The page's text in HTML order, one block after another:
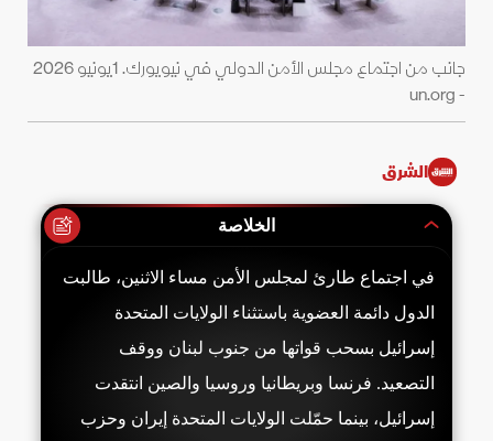
جانب من اجتماع مجلس الأمن الدولي في نيويورك. 1يونيو 2026
- un.org
الشرق
الخلاصة
في اجتماع طارئ لمجلس الأمن مساء الاثنين، طالبت
الدول دائمة العضوية باستثناء الولايات المتحدة
إسرائيل بسحب قواتها من جنوب لبنان ووقف
التصعيد. فرنسا وبريطانيا وروسيا والصين انتقدت
إسرائيل، بينما حمّلت الولايات المتحدة إيران وحزب